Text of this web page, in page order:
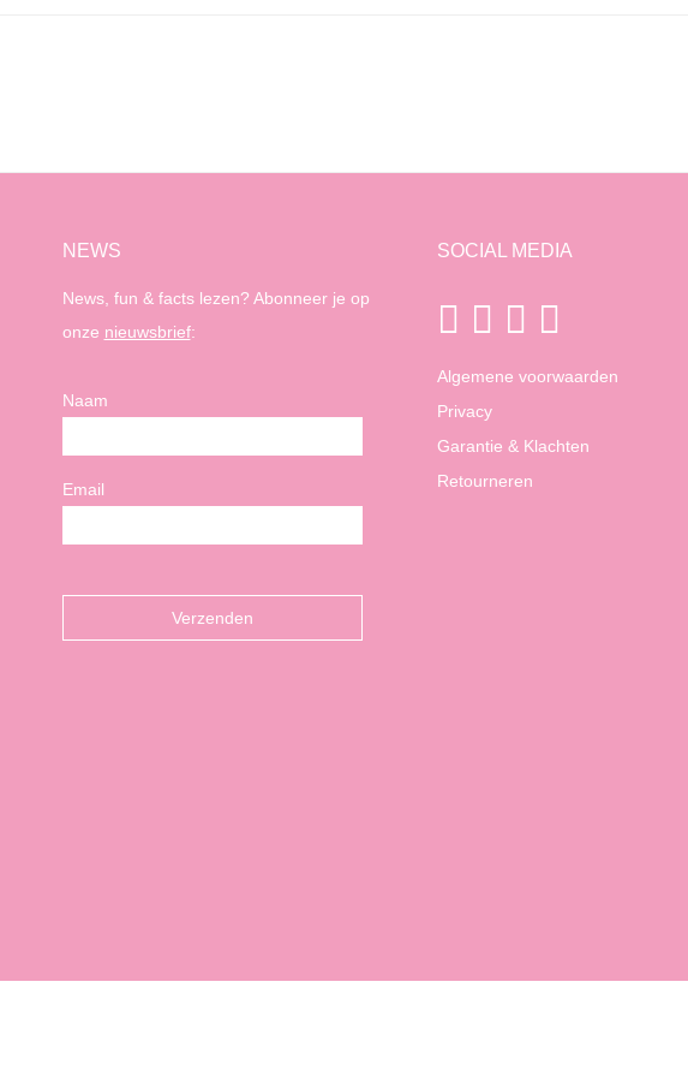
NEWS
News, fun & facts lezen? Abonneer je op
onze nieuwsbrief:
Naam
Email
SOCIAL MEDIA
Algemene voorwaarden
Privacy
Garantie & Klachten
Retourneren